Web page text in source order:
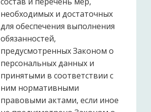
необходимых и достаточных
для обеспечения выполнения
обязанностей,
предусмотренных Законом о
персональных данных и
принятыми в соответствии с
ним нормативными
правовыми актами, если иное